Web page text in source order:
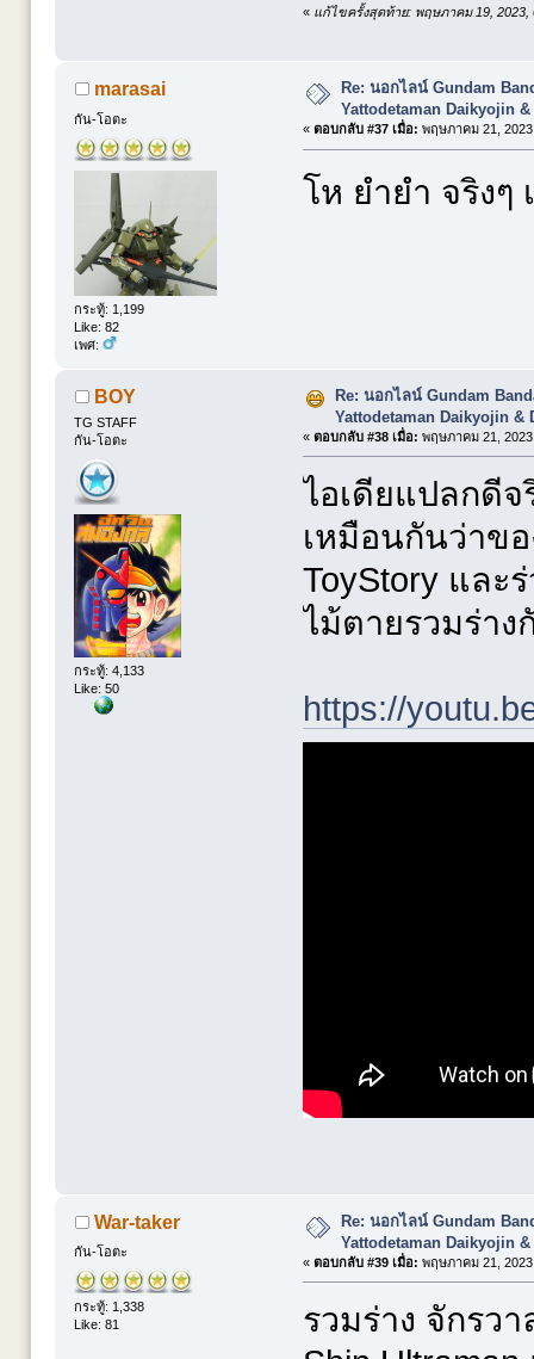
« แก้ไขครั้งสุดท้าย: พฤษภาคม 19, 2023,
marasai
กัน-โอตะ
กระทู้: 1,199
Like: 82
เพศ:
Re: นอกไลน์ Gundam
Yattodetaman Daikyojin &
« ตอบกลับ #37 เมื่อ: พฤษภาคม 21,
โห ยำยำ จริงๆ
BOY
TG STAFF
กัน-โอตะ
กระทู้: 4,133
Like: 50
Re: นอกไลน์ Gundam
Yattodetaman Daikyojin &
« ตอบกลับ #38 เมื่อ: พฤษภาคม 21,
ไอเดียแปลกดีจ
เหมือนกันว่าข
ToyStory และ
ไม้ตายรวมร่า
https://
War-taker
กัน-โอตะ
กระทู้: 1,338
Like: 81
Re: นอกไลน์ Gundam
Yattodetaman Daikyojin &
« ตอบกลับ #39 เมื่อ: พฤษภาคม 21,
รวมร่าง จักรว